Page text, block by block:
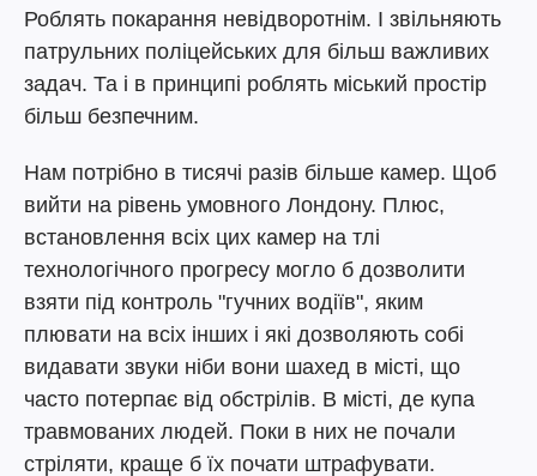
Роблять покарання невідворотнім. І звільняють
патрульних поліцейських для більш важливих
задач. Та і в принципі роблять міський простір
більш безпечним.
Нам потрібно в тисячі разів більше камер. Щоб
вийти на рівень умовного Лондону. Плюс,
встановлення всіх цих камер на тлі
технологічного прогресу могло б дозволити
взяти під контроль "гучних водіїв", яким
плювати на всіх інших і які дозволяють собі
видавати звуки ніби вони шахед в місті, що
часто потерпає від обстрілів. В місті, де купа
травмованих людей. Поки в них не почали
стріляти, краще б їх почати штрафувати.